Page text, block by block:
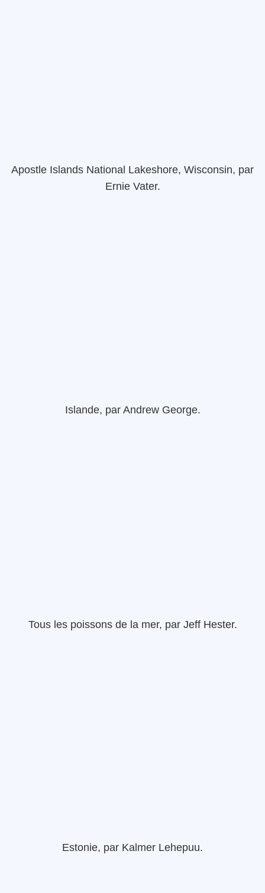
Apostle Islands National Lakeshore, Wisconsin, par
Ernie Vater.
Islande, par Andrew George.
Tous les poissons de la mer, par Jeff Hester.
Estonie, par Kalmer Lehepuu.